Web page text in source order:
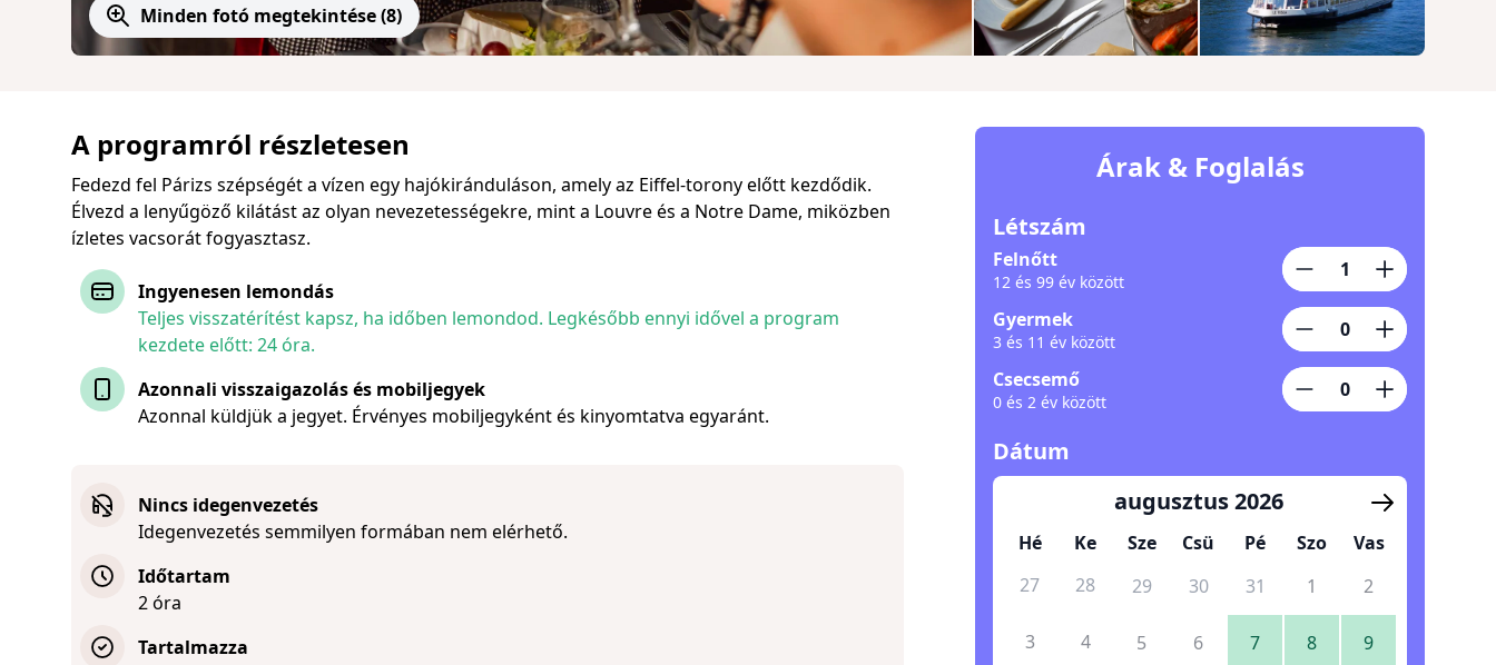
Minden fotó megtekintése (8)
A programról részletesen
Fedezd fel Párizs szépségét a vízen egy hajókiránduláson, amely az Eiffel-torony előtt kezdődik.
Élvezd a lenyűgöző kilátást az olyan nevezetességekre, mint a Louvre és a Notre Dame, miközben
ízletes vacsorát fogyasztasz.
Ingyenesen lemondás
Teljes visszatérítést kapsz, ha időben lemondod. Legkésőbb ennyi idővel a program
kezdete előtt: 24 óra.
Azonnali visszaigazolás és mobiljegyek
Azonnal küldjük a jegyet. Érvényes mobiljegyként és kinyomtatva egyaránt.
Nincs idegenvezetés
Idegenvezetés semmilyen formában nem elérhető.
Időtartam
2 óra
Tartalmazza
Árak & Foglalás
Létszám
Felnőtt
12 és 99 év között
Gyermek
3 és 11 év között
Csecsemő
0 és 2 év között
Dátum
augusztus 2026
Hé Ke Sze Csü Pé Szo
Vas
27
28 29 30 31 1 2
3 4 5 6 7 8 9